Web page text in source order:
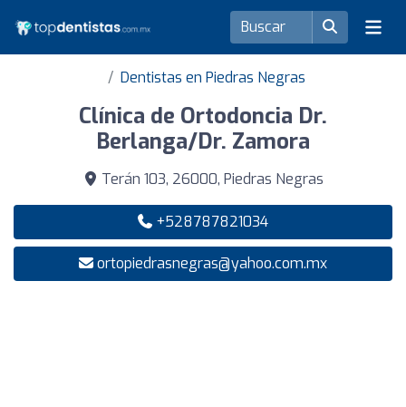
Dentistas en Piedras Negras
Clínica de Ortodoncia Dr.
Berlanga/Dr. Zamora
Terán 103, 26000, Piedras Negras
+528787821034
ortopiedrasnegras@yahoo.com.mx